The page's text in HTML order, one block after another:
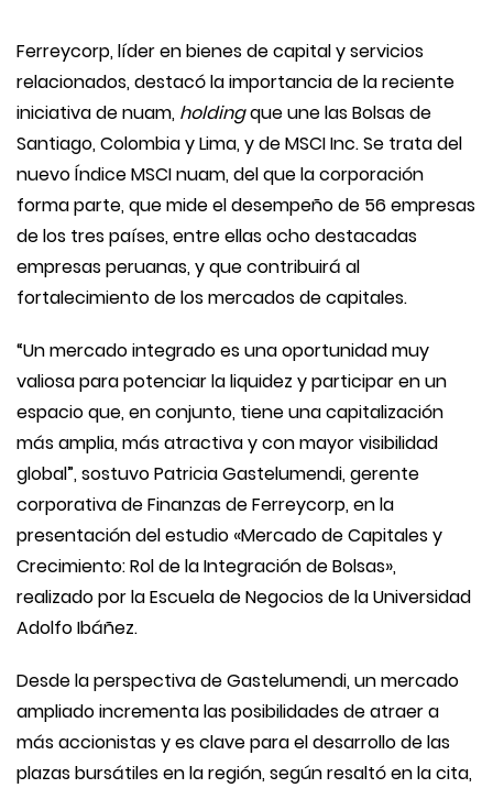
Ferreycorp, líder en bienes de capital y servicios
relacionados, destacó la importancia de la reciente
iniciativa de nuam, holdingque une las Bolsas de
Santiago, Colombia y Lima, y de MSCI Inc. Se trata del
nuevo Índice MSCI nuam, del que la corporación
forma parte, que mide el desempeño de 56 empresas
de los tres países, entre ellas ocho destacadas
empresas peruanas, y que contribuirá al
fortalecimiento de los mercados de capitales.
“Un mercado integrado es una oportunidad muy
valiosa para potenciar la liquidez y participar en un
espacio que, en conjunto, tiene una capitalización
más amplia, más atractiva y con mayor visibilidad
global”, sostuvo Patricia Gastelumendi, gerente
corporativa de Finanzas de Ferreycorp, en la
presentación del estudio «Mercado de Capitales y
Crecimiento: Rol de la Integración de Bolsas»,
realizado por la Escuela de Negocios de la Universidad
Adolfo Ibáñez.
Desde la perspectiva de Gastelumendi, un mercado
ampliado incrementa las posibilidades de atraer a
más accionistas y es clave para el desarrollo de las
plazas bursátiles en la región, según resaltó en la cita,